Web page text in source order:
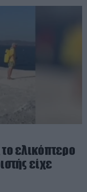
ελικόπτερο
είχε